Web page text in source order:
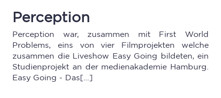
Perception
Perception war, zusammen mit First World
Problems, eins von vier Filmprojekten welche
zusammen die Liveshow Easy Going bildeten, ein
Studienprojekt an der medienakademie Hamburg.
Easy Going - Das[…]